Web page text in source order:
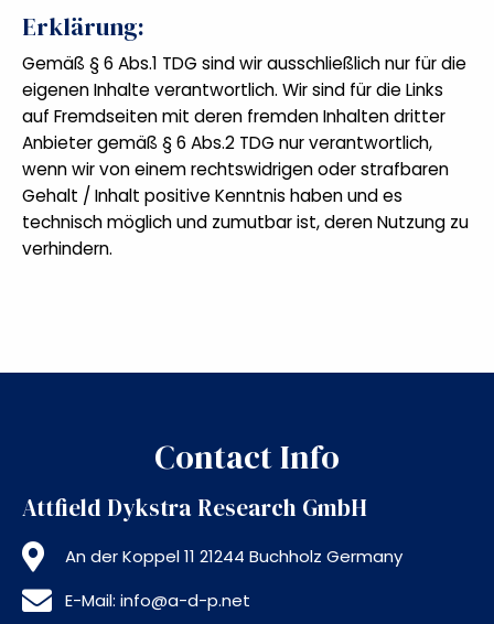
Erklärung:
Gemäß § 6 Abs.1 TDG sind wir ausschließlich nur für die
eigenen Inhalte verantwortlich. Wir sind für die Links
auf Fremdseiten mit deren fremden Inhalten dritter
Anbieter gemäß § 6 Abs.2 TDG nur verantwortlich,
wenn wir von einem rechtswidrigen oder strafbaren
Gehalt / Inhalt positive Kenntnis haben und es
technisch möglich und zumutbar ist, deren Nutzung zu
verhindern.
Contact Info
Attfield Dykstra Research GmbH
An der Koppel 11 21244 Buchholz Germany
E-Mail: info@a-d-p.net